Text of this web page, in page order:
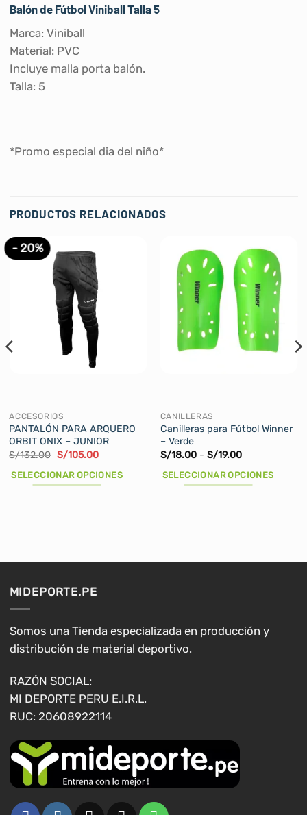
Balón de Fútbol Viniball Talla 5
Marca: Viniball
Material: PVC
Incluye malla porta balón.
Talla: 5
*Promo especial dia del niño*
PRODUCTOS RELACIONADOS
- 20%
ACCESORIOS
PANTALÓN PARA ARQUERO
ORBIT ONIX – JUNIOR
S/132.00 El
original
era:
S/105.00El
actual
es:
SELECCIONAR OPCIONES
se
pueden
elegir
en
página
de
producto
CANILLERAS
Canilleras para Fútbol Winner
– Verde
S/18.00 - S/19.00Rango
precios:
desde
SELECCIONAR OPCIONES
elegir
en
MIDEPORTE.PE
Somos una Tienda especializada en producción y
distribución de material deportivo.
RAZÓN SOCIAL:
MI DEPORTE PERU E.I.R.L.
RUC: 20608922114